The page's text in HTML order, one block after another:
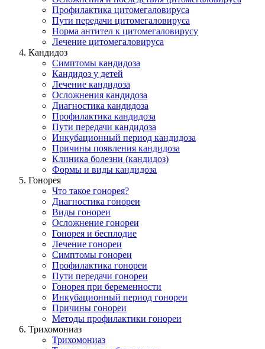
Профилактика цитомегаловирусa
Пути передачи цитомегаловируса
Норма антител к цитомегаловирусу
Лечение цитомегаловируса
Кандидоз
Симптомы кандидоза
Кандидоз у детей
Лечение кандидоза
Осложнения кандидоза
Диагностика кандидоза
Профилактика кандидоза
Пути передачи кандидоза
Инкубационный период кандидоза
Причины появления кандидоза
Клиника болезни (кандидоз)
Формы и виды кандидоза
Гонорея
Что такое гонорея?
Диагностика гонореи
Виды гонореи
Осложнение гонореи
Гонорея и бесплодие
Лечение гонореи
Симптомы гонореи
Профилактика гонореи
Пути передачи гонореи
Гонорея при беременности
Инкубационный период гонореи
Причины гонореи
Методы профилактики гонореи
Трихомониаз
Трихомониаз